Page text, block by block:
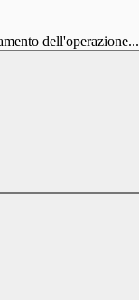
dell'operazione...